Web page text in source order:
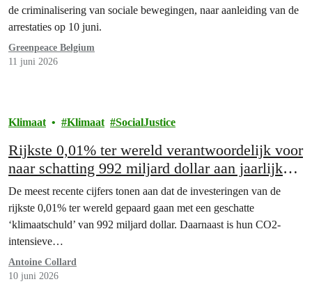
de criminalisering van sociale bewegingen, naar aanleiding van de
arrestaties op 10 juni.
Greenpeace Belgium
11 juni 2026
Klimaat Klimaat SocialJustice
Rijkste 0,01% ter wereld verantwoordelijk voor
naar schatting 992 miljard dollar aan jaarlijkse
klimaatschade
De meest recente cijfers tonen aan dat de investeringen van de
rijkste 0,01% ter wereld gepaard gaan met een geschatte
‘klimaatschuld’ van 992 miljard dollar. Daarnaast is hun CO2-
intensieve…
Antoine Collard
10 juni 2026